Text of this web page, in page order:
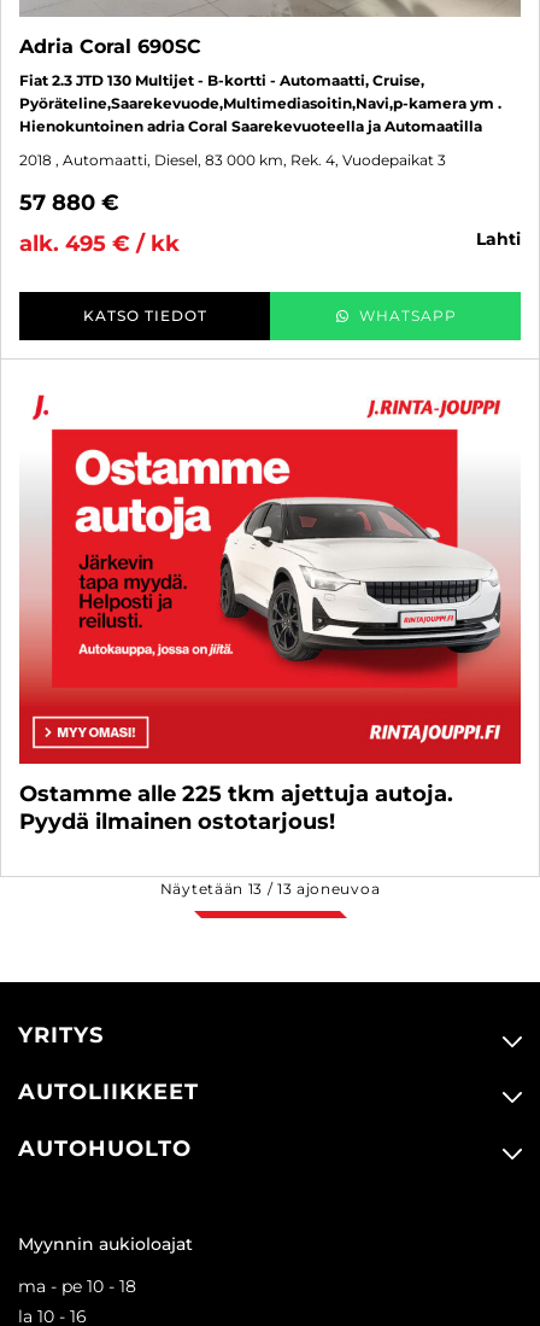
Adria Coral 690SC
Fiat 2.3 JTD 130 Multijet - B-kortti - Automaatti, Cruise,
Pyöräteline,Saarekevuode,Multimediasoitin,Navi,p-kamera ym .
Hienokuntoinen adria Coral Saarekevuoteella ja Automaatilla
2018 , Automaatti, Diesel, 83 000 km, Rek. 4, Vuodepaikat 3
57 880 €
alk. 495 € / kk
lahti
KATSO TIEDOT WHATSAPP
Ostamme alle 225 tkm ajettuja autoja.
Pyydä ilmainen ostotarjous!
Näytetään 13 /13 ajoneuvoa
YRITYS
AUTOLIIKKEET
AUTOHUOLTO
Myynnin aukioloajat
ma - pe 10 - 18
la 10 - 16